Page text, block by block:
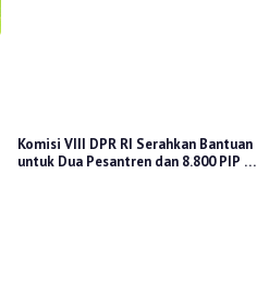
Komisi VIII DPR RI Serahkan Bantuan
untuk Dua Pesantren dan 8.800 PIP di